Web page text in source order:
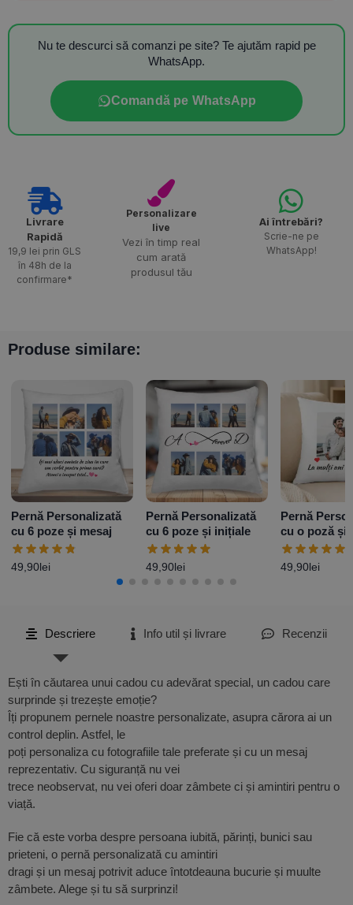
Nu te descurci să comanzi pe site? Te ajutăm rapid pe
WhatsApp.
Comandă pe WhatsApp
Livrare
Rapidă​
19,9 lei prin GLS
în 48h de la
confirmare*
Personalizare
live
Vezi în timp real
cum arată
produsul tău
Ai întrebări?
Scrie-ne pe
WhatsApp!
Produse similare:
Pernă Personalizată
cu 6 poze și mesaj
49,90lei
Pernă Personalizată
cu 6 poze și inițiale
49,90lei
Pernă
cu o poză și
49,90lei
Descriere Info util și livrare Recenzii
Ești în căutarea unui cadou cu adevărat special, un cadou care
surprinde și trezește emoție?
Îți propunem pernele noastre personalizate, asupra cărora ai un
control deplin. Astfel, le
poți personaliza cu fotografiile tale preferate și cu un mesaj
reprezentativ. Cu siguranță nu vei
trece neobservat, nu vei oferi doar zâmbete ci și amintiri pentru o
viață.
Fie că este vorba despre persoana iubită, părinți, bunici sau
prieteni, o pernă personalizată cu amintiri
dragi și un mesaj potrivit aduce întotdeauna bucurie și muulte
zâmbete. Alege și tu să surprinzi!